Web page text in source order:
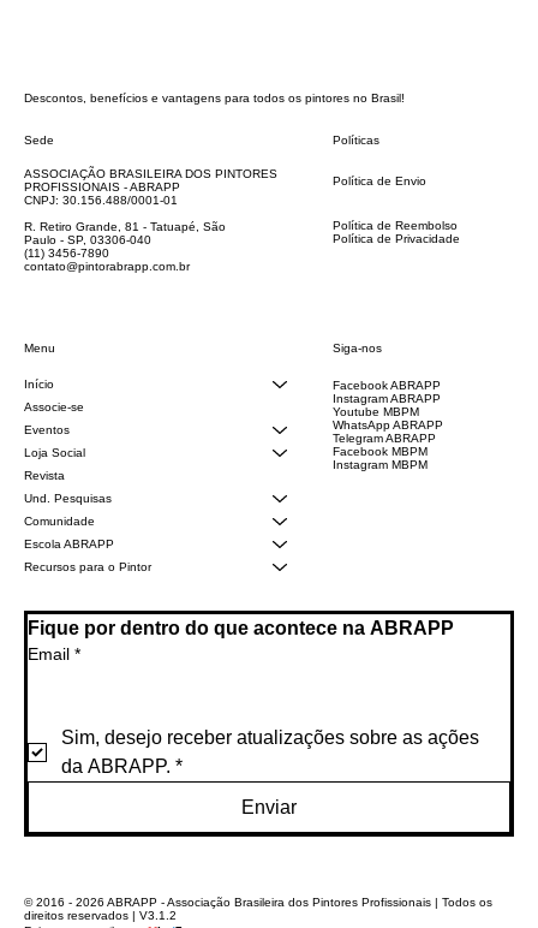
Descontos, benefícios e vantagens para todos os pintores no Brasil!
Sede
ASSOCIAÇÃO BRASILEIRA DOS PINTORES
PROFISSIONAIS - ABRAPP
CNPJ: 30.156.488/0001-01
R. Retiro Grande, 81 - Tatuapé, São
Paulo - SP, 03306-040
(11) 3456-7890
contato@pintorabrapp.com.br
Menu
Início
Associe-se
Eventos
Loja Social
Revista
Und. Pesquisas
Comunidade
Escola ABRAPP
Recursos para o Pintor
Políticas
Política de Envio
Política de Reembolso
Política de Privacidade
Siga-nos
Facebook ABRAPP
Instagram ABRAPP
Youtube MBPM
WhatsApp ABRAPP
Telegram ABRAPP
Facebook MBPM
Instagram MBPM
Fique por dentro do que acontece na ABRAPP
Email *
Sim, desejo receber atualizações sobre as ações
da ABRAPP. *
Enviar
© 2016 - 2026 ABRAPP - Associação Brasileira dos Pintores Profissionais | Todos os
direitos reservados | V3.1.2